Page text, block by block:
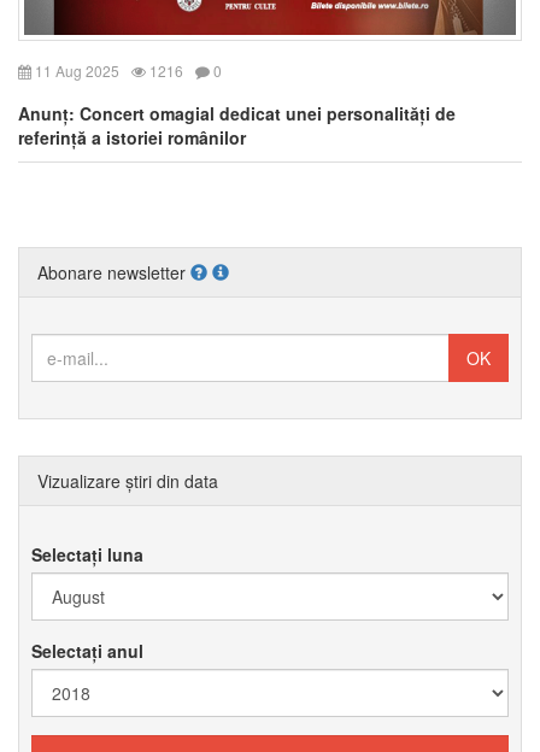
11 Aug 2025 1216 0
Anunț: Concert omagial dedicat unei personalități de
referință a istoriei românilor
Abonare newsletter
Vizualizare știri din data
Selectați luna
Selectați anul